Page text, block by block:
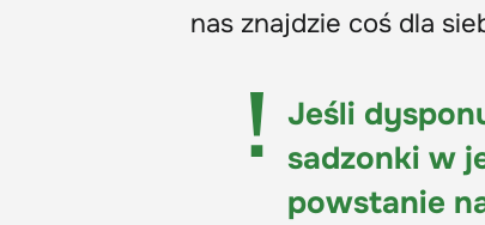
nas znajdzie coś dla
Jeśli
sadzonki w
powstanie